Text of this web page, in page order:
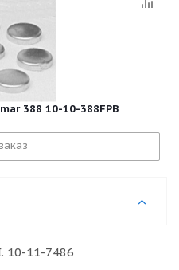
388 10-10-388FPB
10-11-7486